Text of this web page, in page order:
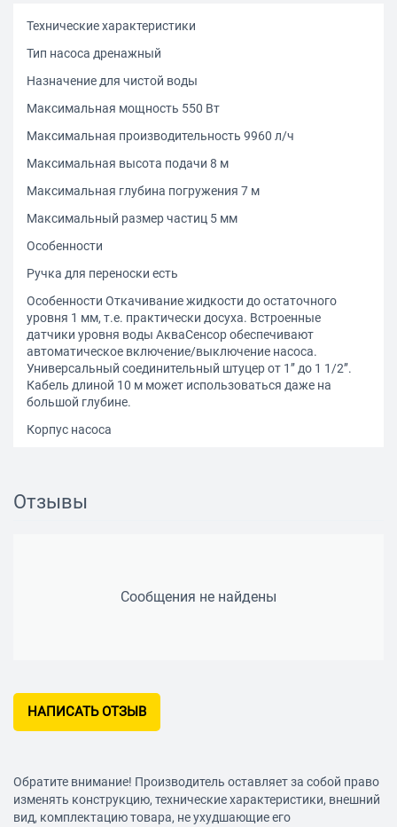
Технические характеристики
Тип насоса дренажный
Назначение для чистой воды
Максимальная мощность 550 Вт
Максимальная производительность 9960 л/ч
Максимальная высота подачи 8 м
Максимальная глубина погружения 7 м
Максимальный размер частиц 5 мм
Особенности
Ручка для переноски есть
Особенности Откачивание жидкости до остаточного
уровня 1 мм, т.е. практически досуха. Встроенные
датчики уровня воды АкваСенсор обеспечивают
автоматическое включение/выключение насоса.
Универсальный соединительный штуцер от 1’’ до 1 1/2’’.
Кабель длиной 10 м может использоваться даже на
большой глубине.
Корпус насоса
Длина 260 мм
Отзывы
Сообщения не найдены
НАПИСАТЬ ОТЗЫВ
Обратите внимание! Производитель оставляет за собой право
изменять конструкцию, технические характеристики, внешний
вид, комплектацию товара, не ухудшающие его